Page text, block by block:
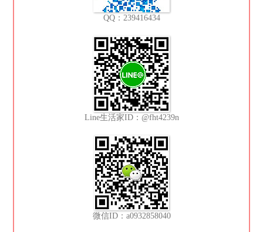
QQ：239416434
Line生活家ID：@fht4239n
微信ID：a0932858040